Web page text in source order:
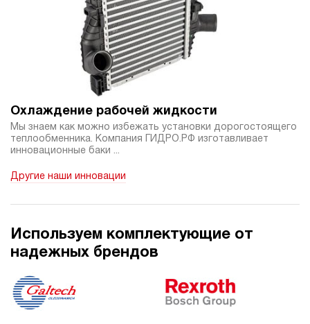
Охлаждение рабочей жидкости
Мы знаем как можно избежать установки дорогостоящего
теплообменника. Компания ГИДРО.РФ изготавливает
инновационные баки ...
Другие наши инновации
Используем комплектующие от
надежных брендов